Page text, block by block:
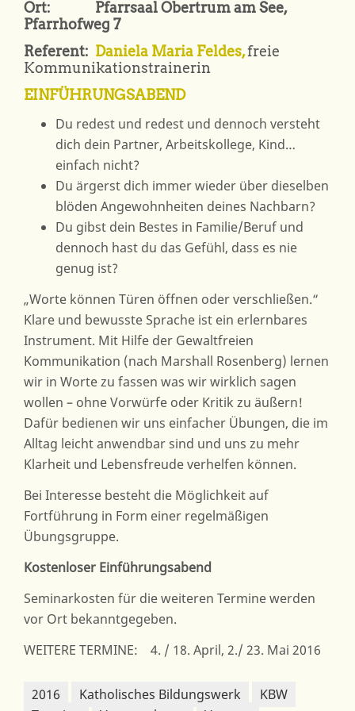
100
Ort: Pfarrsaal Obertrum am See,
Pfarrhofweg 7
Referent: Daniela Maria Feldes,freie
Kommunikationstrainerin
EINFÜHRUNGSABEND
Du redest und redest und dennoch versteht
dich dein Partner, Arbeitskollege, Kind…
einfach nicht?
Du ärgerst dich immer wieder über dieselben
blöden Angewohnheiten deines Nachbarn?
Du gibst dein Bestes in Familie/Beruf und
dennoch hast du das Gefühl, dass es nie
genug ist?
„Worte können Türen öffnen oder verschließen.“
Klare und bewusste Sprache ist ein erlernbares
Instrument. Mit Hilfe der Gewaltfreien
Kommunikation (nach Marshall Rosenberg) lernen
wir in Worte zu fassen was wir wirklich sagen
wollen – ohne Vorwürfe oder Kritik zu äußern!
Dafür bedienen wir uns einfacher Übungen, die im
Alltag leicht anwendbar sind und uns zu mehr
Klarheit und Lebensfreude verhelfen können.
Bei Interesse besteht die Möglichkeit auf
Fortführung in Form einer regelmäßigen
Übungsgruppe.
Kostenloser Einführungsabend
Seminarkosten für die weiteren Termine werden
vor Ort bekanntgegeben.
WEITERE TERMINE: 4. / 18. April, 2./ 23. Mai 2016
2016 Katholisches Bildungswerk
KBW